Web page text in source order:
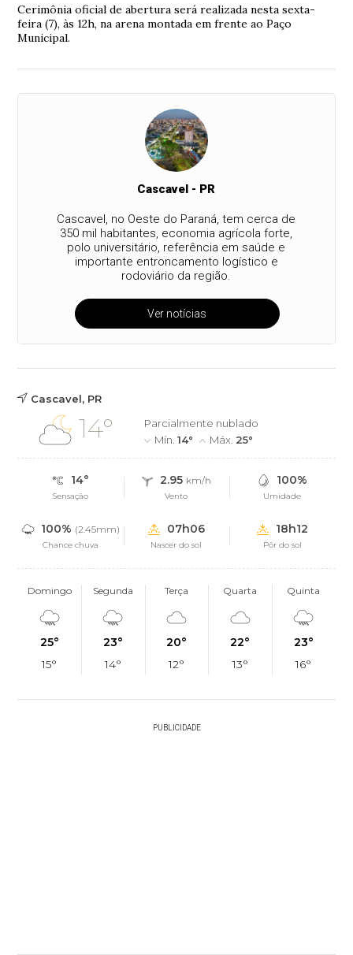
Cerimônia oficial de abertura será realizada nesta sexta-
feira (7), às 12h, na arena montada em frente ao Paço
Municipal.
Cascavel - PR
Cascavel, no Oeste do Paraná, tem cerca de
350 mil habitantes, economia agrícola forte,
polo universitário, referência em saúde e
importante entroncamento logístico e
rodoviário da região.
Ver notícias
Cascavel, PR
14°
Parcialmente nublado
Mín.14° Máx. 25°
14°
Sensação
2.95 km/h
Vento
100%
Umidade
100% (2.45mm)
Chance chuva
07h06
Nascer do sol
18h12
Pôr do sol
Domingo
25°
15°
Segunda
23°
14°
Terça
20°
12°
Quarta
22°
13°
Quinta
23°
16°
PUBLICIDADE